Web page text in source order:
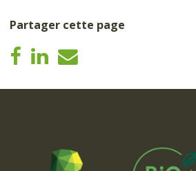
Partager cette page